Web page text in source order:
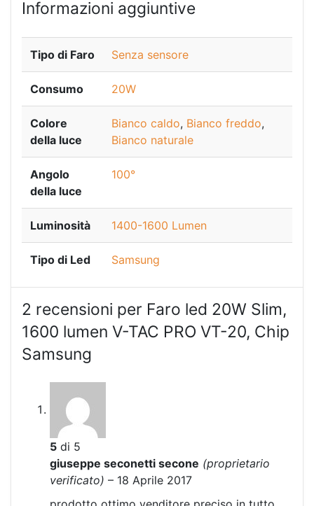
Informazioni aggiuntive
Tipo di Faro Senza sensore
Consumo 20W
Colore
della luce
Bianco caldo, Bianco freddo,
Bianco naturale
Angolo
della luce
100°
Luminosità 1400-1600 Lumen
Tipo di Led Samsung
2 recensioni per Faro led 20W Slim,
1600 lumen V-TAC PRO VT-20, Chip
Samsung
5 di 5
giuseppe seconetti secone (proprietario
verificato) – 18 Aprile 2017